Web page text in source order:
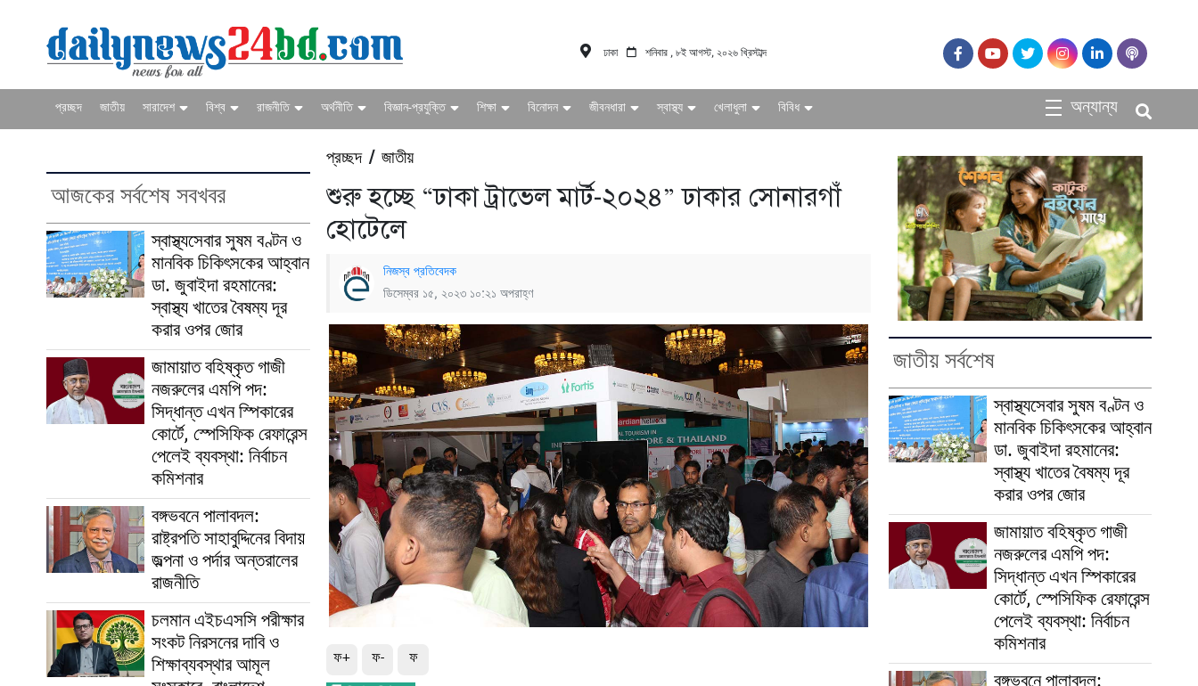
ঢাকা শনিবার , ৮ই আগস্ট, ২০২৬ খ্রিস্টাব্দ
প্রচ্ছদ জাতীয় সারাদেশ বিশ্ব রাজনীতি অর্থনীতি বিজ্ঞান-প্রযুক্তি শিক্ষা বিনোদন জীবনধারা স্বাস্থ্য খেলাধুলা বিবিধ অন্যান্য
আজকের সর্বশেষ সবখবর
স্বাস্থ্যসেবার সুষম বণ্টন ও
মানবিক চিকিৎসকের আহ্বান
ডা. জুবাইদা রহমানের:
স্বাস্থ্য খাতের বৈষম্য দূর
করার ওপর জোর
জামায়াত বহিষ্কৃত গাজী
নজরুলের এমপি পদ:
সিদ্ধান্ত এখন স্পিকারের
কোর্টে, স্পেসিফিক রেফারেন্স
পেলেই ব্যবস্থা: নির্বাচন
কমিশনার
বঙ্গভবনে পালাবদল:
রাষ্ট্রপতি সাহাবুদ্দিনের বিদায়
জল্পনা ও পর্দার অন্তরালের
রাজনীতি
চলমান এইচএসসি পরীক্ষার
সংকট নিরসনের দাবি ও
শিক্ষাব্যবস্থার আমূল
প্রচ্ছদ/জাতীয়
শুরু হচ্ছে “ঢাকা ট্রাভেল মার্ট-২০২৪” ঢাকার সোনারগাঁ
হোটেলে
নিজস্ব প্রতিবেদক
ডিসেম্বর ১৫, ২০২৩ ১০:২১ অপরাহ্ণ
ফ+ ফ- ফ
জাতীয় সর্বশেষ
স্বাস্থ্যসেবার সুষম বণ্টন ও
মানবিক চিকিৎসকের আহ্বান
ডা. জুবাইদা রহমানের:
স্বাস্থ্য খাতের বৈষম্য দূর
করার ওপর জোর
জামায়াত বহিষ্কৃত গাজী
নজরুলের এমপি পদ:
সিদ্ধান্ত এখন স্পিকারের
কোর্টে, স্পেসিফিক রেফারেন্স
পেলেই ব্যবস্থা: নির্বাচন
কমিশনার